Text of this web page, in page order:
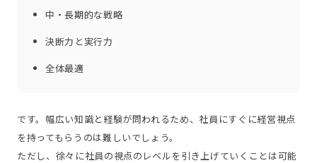
中・長期的な戦略
決断力と実行力
全体最適
です。幅広い知識と経験が問われるため、社員にすぐに経営視点
を持ってもらうのは難しいでしょう。
ただし、徐々に社員の視点のレベルを引き上げていくことは可能